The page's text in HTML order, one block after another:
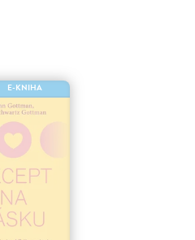
E-KNIHA